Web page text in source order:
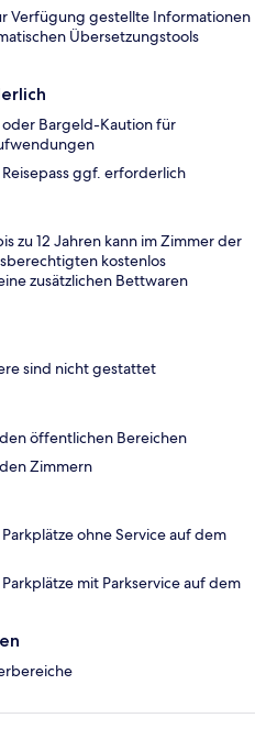
Verfügung gestellte Informationen
Übersetzungstools
Bargeld-Kaution für
ggf. erforderlich
zu 12 Jahren kann im Zimmer der
kostenlos
zusätzlichen Bettwaren
sind nicht gestattet
öffentlichen Bereichen
Zimmern
ohne Service auf dem
mit Parkservice auf dem